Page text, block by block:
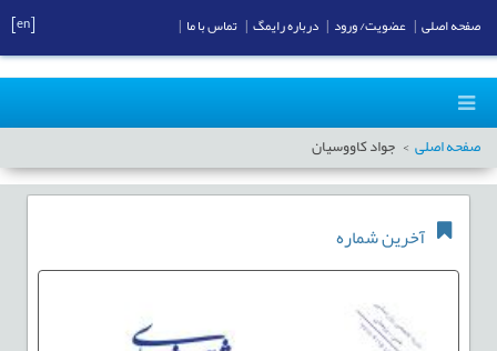
صفحه اصلی جواد کاووسیان
آخرین شماره
صفحه اصلی عضویت/ ورود درباره رایمگ تماس با ما